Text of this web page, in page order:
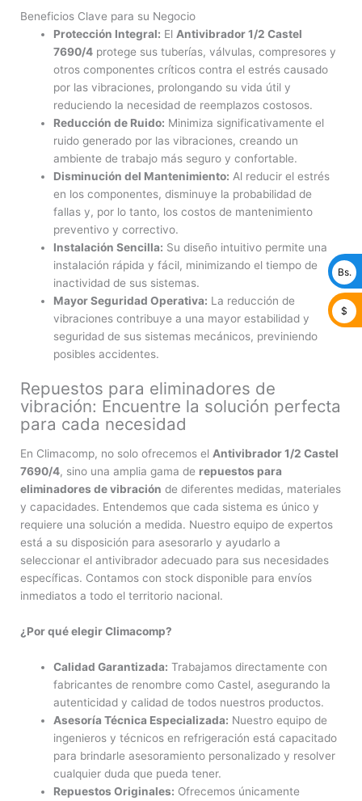
Beneficios Clave para su Negocio
Protección Integral: ElAntivibrador 1/2 Castel
7690/4 protege sus tuberías, válvulas, compresores y
otros componentes críticos contra el estrés causado
por las vibraciones, prolongando su vida útil y
reduciendo la necesidad de reemplazos costosos.
Reducción de Ruido: Minimiza significativamente el
ruido generado por las vibraciones, creando un
ambiente de trabajo más seguro y confortable.
Disminución del Mantenimiento: Al reducir el estrés
en los componentes, disminuye la probabilidad de
fallas y, por lo tanto, los costos de mantenimiento
preventivo y correctivo.
Instalación Sencilla: Su diseño intuitivo permite una
instalación rápida y fácil, minimizando el tiempo de
inactividad de sus sistemas.
Mayor Seguridad Operativa: La reducción de
vibraciones contribuye a una mayor estabilidad y
seguridad de sus sistemas mecánicos, previniendo
posibles accidentes.
Repuestos para eliminadores de
vibración: Encuentre la solución perfecta
para cada necesidad
En Climacomp, no solo ofrecemos el Antivibrador 1/2 Castel
7690/4, sino una amplia gama de repuestos para
eliminadores de vibración de diferentes medidas, materiales
y capacidades. Entendemos que cada sistema es único y
requiere una solución a medida. Nuestro equipo de expertos
está a su disposición para asesorarlo y ayudarlo a
seleccionar el antivibrador adecuado para sus necesidades
específicas. Contamos con stock disponible para envíos
inmediatos a todo el territorio nacional.
¿Por qué elegir Climacomp?
Calidad Garantizada: Trabajamos directamente con
fabricantes de renombre como Castel, asegurando la
autenticidad y calidad de todos nuestros productos.
Asesoría Técnica Especializada: Nuestro equipo de
ingenieros y técnicos en refrigeración está capacitado
para brindarle asesoramiento personalizado y resolver
cualquier duda que pueda tener.
Repuestos Originales: Ofrecemos únicamente
Bs.
$